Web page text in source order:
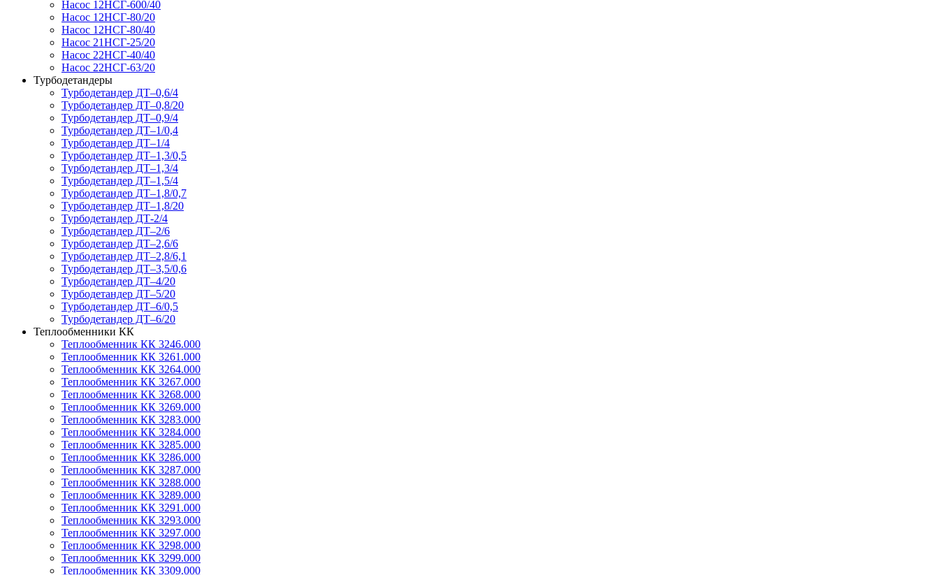
Насос 12НСГ-600/40
Насос 12НСГ-80/20
Насос 12НСГ-80/40
Насос 21НСГ-25/20
Насос 22НСГ-40/40
Насос 22НСГ-63/20
Турбодетандеры
Турбодетандер ДТ–0,6/4
Турбодетандер ДТ–0,8/20
Турбодетандер ДТ–0,9/4
Турбодетандер ДТ–1/0,4
Турбодетандер ДТ–1/4
Турбодетандер ДТ–1,3/0,5
Турбодетандер ДТ–1,3/4
Турбодетандер ДТ–1,5/4
Турбодетандер ДТ–1,8/0,7
Турбодетандер ДТ–1,8/20
Турбодетандер ДТ-2/4
Турбодетандер ДТ–2/6
Турбодетандер ДТ–2,6/6
Турбодетандер ДТ–2,8/6,1
Турбодетандер ДТ–3,5/0,6
Турбодетандер ДТ–4/20
Турбодетандер ДТ–5/20
Турбодетандер ДТ–6/0,5
Турбодетандер ДТ–6/20
Теплообменники КК
Теплообменник КК 3246.000
Теплообменник КК 3261.000
Теплообменник КК 3264.000
Теплообменник КК 3267.000
Теплообменник КК 3268.000
Теплообменник КК 3269.000
Теплообменник КК 3283.000
Теплообменник КК 3284.000
Теплообменник КК 3285.000
Теплообменник КК 3286.000
Теплообменник КК 3287.000
Теплообменник КК 3288.000
Теплообменник КК 3289.000
Теплообменник КК 3291.000
Теплообменник КК 3293.000
Теплообменник КК 3297.000
Теплообменник КК 3298.000
Теплообменник КК 3299.000
Теплообменник КК 3309.000